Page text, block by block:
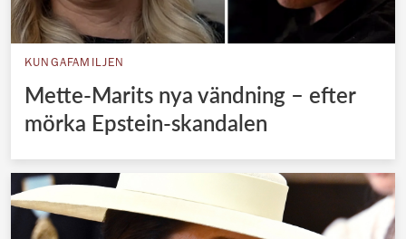
KUNGAFAMILJEN
Mette-Marits nya vändning – efter
mörka Epstein-skandalen